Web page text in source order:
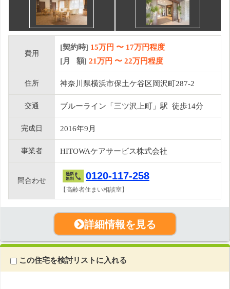
費用
[契約時] 15万円 〜 17万円程度
[月 額] 21万円 〜 22万円程度
住所 神奈川県横浜市保土ケ谷区岡沢町287-2
交通 ブルーライン「三ツ沢上町」駅 徒歩14分
完成日 2016年9月
事業者 HITOWAケアサービス株式会社
問合わせ 0120-117-258
【高齢者住まい相談室】
詳細情報を見る
この住宅を検討リストに入れる